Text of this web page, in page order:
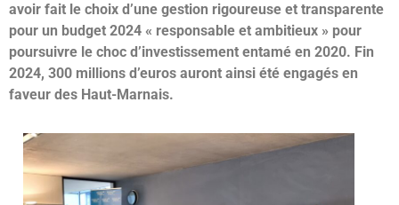
avoir fait le choix d’une gestion rigoureuse et transparente
pour un budget 2024 « responsable et ambitieux » pour
poursuivre le choc d’investissement entamé en 2020. Fin
2024, 300 millions d’euros auront ainsi été engagés en
faveur des Haut-Marnais.